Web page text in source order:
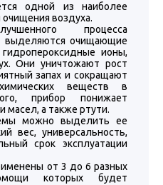
одной из наиболее
воздуха.
процесса
выделяются очищающие
ионы,
Они уничтожают рост
запах и сокращают
веществ в
прибор понижает
масел, а также ртути.
можно выделить ее
вес, универсальность,
срок эксплуатации
от 3 до 6 разных
которых будет